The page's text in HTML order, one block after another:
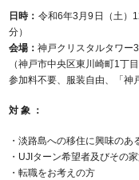
日時： 令和6年3月9日（土）
分）
会場：神戸クリスタルタワー
（神戸市中央区東川崎町1丁目
参加料不要、服装自由、「神
対 象 ：
・淡路島への移住に興味のあ
・UJIターン希望者及びその
・転職をお考えの方